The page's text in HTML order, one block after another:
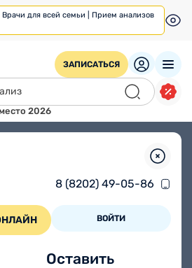
для всей семьи | Прием анализов
ЗАПИСАТЬСЯ
2026
8 (8202) 49-05-86
ВОЙТИ
Оставить